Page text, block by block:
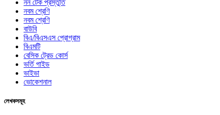
নন টেক প্রস্তুতি
নবম শ্রেণি
নবম শ্রেণি
বাউবি
বিএ/বিএসএস প্রোগ্রাম
বিএমটি
বেসিক ট্রেড কোর্স
ভর্তি গাইড
ভাইভা
ভোকেশনাল
লেখকসমূহ